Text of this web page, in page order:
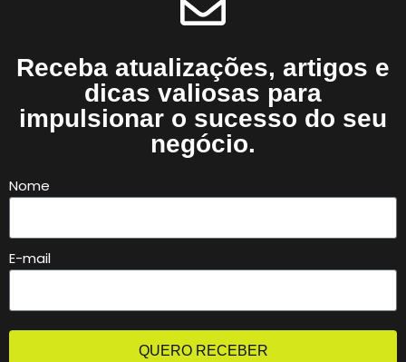
Receba atualizações, artigos e
dicas valiosas para
impulsionar o sucesso do seu
negócio.
Nome
E-mail
QUERO RECEBER